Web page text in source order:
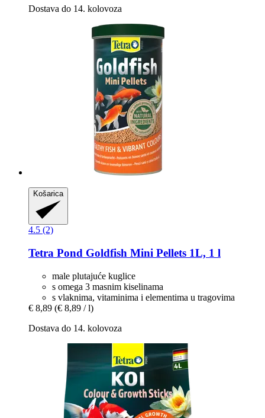
Dostava do 14. kolovoza
Košarica
4.5 (2)
Tetra Pond Goldfish Mini Pellets 1L, 1 l
male plutajuće kuglice
s omega 3 masnim kiselinama
s vlaknima, vitaminima i elementima u tragovima
€ 8,89 (€ 8,89 / l)
Dostava do 14. kolovoza